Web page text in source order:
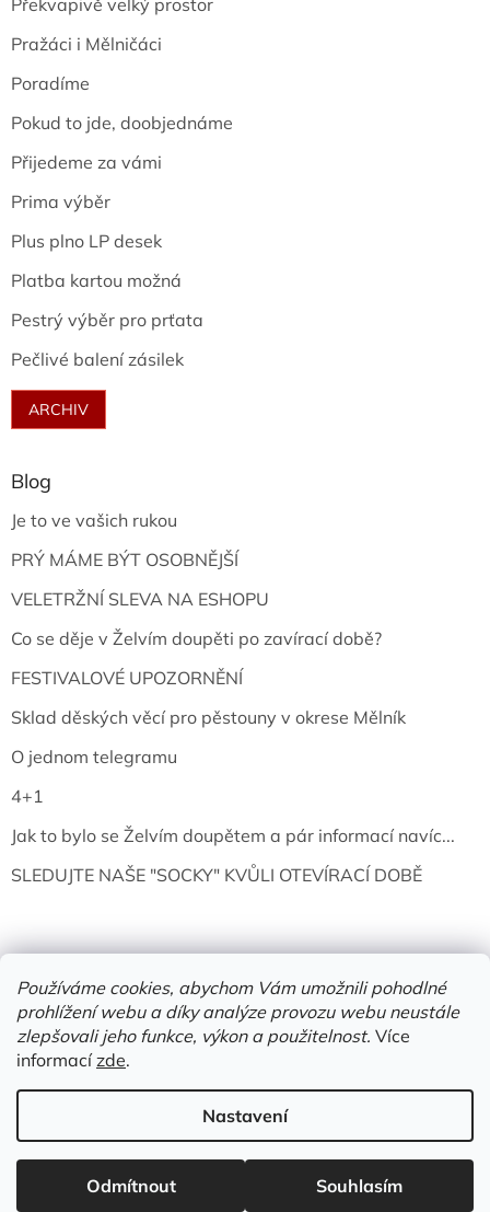
Používáme cookies, abychom Vám umožnili pohodlné
prohlížení webu a díky analýze provozu webu neustále
zlepšovali jeho funkce, výkon a použitelnost. Více
informacízde.
Nastavení
Odmítnout Souhlasím
Překvapivě velký prostor
Pražáci i Mělničáci
Poradíme
Pokud to jde, doobjednáme
Přijedeme za vámi
Prima výběr
Plus plno LP desek
Platba kartou možná
Pestrý výběr pro prťata
Pečlivé balení zásilek
ARCHIV
Blog
Je to ve vašich rukou
PRÝ MÁME BÝT OSOBNĚJŠÍ
VELETRŽNÍ SLEVA NA ESHOPU
Co se děje v Želvím doupěti po zavírací době?
FESTIVALOVÉ UPOZORNĚNÍ
Sklad děských věcí pro pěstouny v okrese Mělník
O jednom telegramu
4+1
Jak to bylo se Želvím doupětem a pár informací navíc...
SLEDUJTE NAŠE "SOCKY" KVŮLI OTEVÍRACÍ DOBĚ
Vytvořil Shoptet
Copyright 2026Želví doupě | knihy & vinyly | Mělník. Všechna
práva vyhrazena.
Upravit nastavení cookies